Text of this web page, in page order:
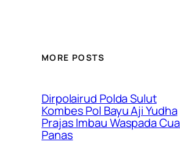
MORE POSTS
Dirpolairud Polda Sulut
Kombes Pol Bayu Aji Yudha
Prajas Imbau Waspada
Panas